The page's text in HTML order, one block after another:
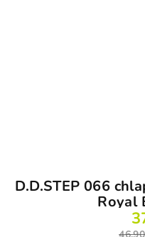
D.D.STEP 066
Royal